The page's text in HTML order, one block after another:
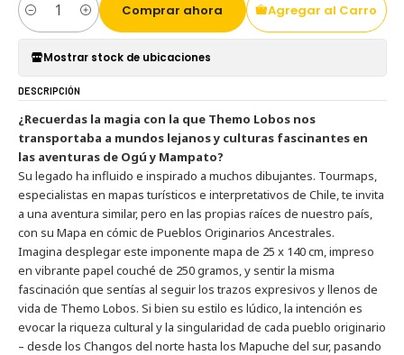
Cantidad Agregar al Carro
Comprar ahora
Mostrar stock de ubicaciones
DESCRIPCIÓN
¿Recuerdas la magia con la que Themo Lobos nos
transportaba a mundos lejanos y culturas fascinantes en
las aventuras de Ogú y Mampato?
Su legado ha influido e inspirado a muchos dibujantes. Tourmaps,
especialistas en mapas turísticos e interpretativos de Chile, te invita
a una aventura similar, pero en las propias raíces de nuestro país,
con su Mapa en cómic de Pueblos Originarios Ancestrales.
Imagina desplegar este imponente mapa de 25 x 140 cm, impreso
en vibrante papel couché de 250 gramos, y sentir la misma
fascinación que sentías al seguir los trazos expresivos y llenos de
vida de Themo Lobos. Si bien su estilo es lúdico, la intención es
evocar la riqueza cultural y la singularidad de cada pueblo originario
– desde los Changos del norte hasta los Mapuche del sur, pasando